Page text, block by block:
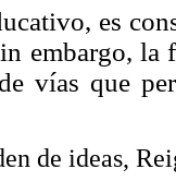
es
embargo,
vías que
de ideas,